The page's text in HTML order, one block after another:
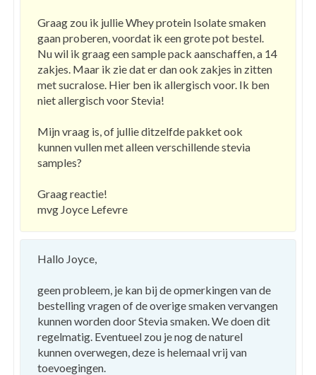
Graag zou ik jullie Whey protein Isolate smaken
gaan proberen, voordat ik een grote pot bestel.
Nu wil ik graag een sample pack aanschaffen, a 14
zakjes. Maar ik zie dat er dan ook zakjes in zitten
met sucralose. Hier ben ik allergisch voor. Ik ben
niet allergisch voor Stevia!
Mijn vraag is, of jullie ditzelfde pakket ook
kunnen vullen met alleen verschillende stevia
samples?
Graag reactie!
mvg Joyce Lefevre
Hallo Joyce,
geen probleem, je kan bij de opmerkingen van de
bestelling vragen of de overige smaken vervangen
kunnen worden door Stevia smaken. We doen dit
regelmatig. Eventueel zou je nog de naturel
kunnen overwegen, deze is helemaal vrij van
toevoegingen.